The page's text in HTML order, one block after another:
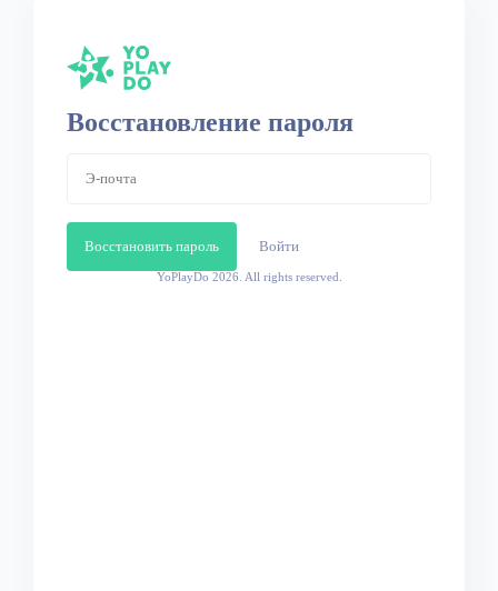
Восстановление пароля
Восстановить пароль Войти
YoPlayDo 2026. All rights reserved.